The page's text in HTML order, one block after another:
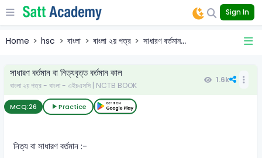
Sign In
Home hsc বাংলা বাংলা ২য় পত্র সাধারণ বর্তমান...
সাধারণ বর্তমান বা নিত্যবৃত্ত বর্তমান কাল
বাংলা ২য় পত্র - বাংলা - এইচএসসি | NCTB BOOK
1.6k
MCQ:26 Practice
নিত্য বা সাধারণ বর্তমান :-